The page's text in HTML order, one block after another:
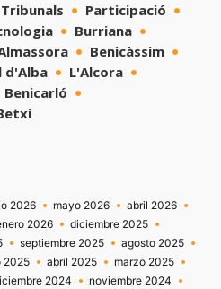
Participació
Burriana
Benicàssim
d'Alba
L'Alcora
Benicarló
2026 mayo 2026
abril 2026
2026
diciembre 2025
septiembre 2025
agosto 2025
2025 abril 2025
marzo 2025
2024
noviembre 2024